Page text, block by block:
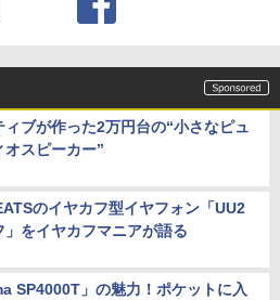
ィブが作った2万円台の“小さなピュ
オスピーカー”
のイヤカフ型イヤフォン「UU2
」をイヤカフマニアが語る
SP4000T」の魅力！ポケットに入